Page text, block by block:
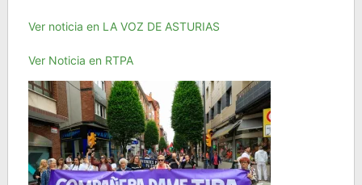
Ver noticia en LA VOZ DE ASTURIAS
Ver Noticia en RTPA